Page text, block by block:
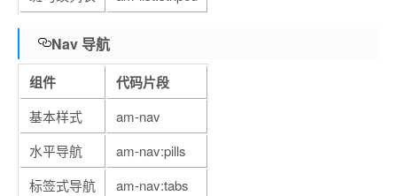
Nav 导航
组件 代码片段
基本样式
am-nav
水平导航
am-nav:pills
标签式导航
am-nav:tabs